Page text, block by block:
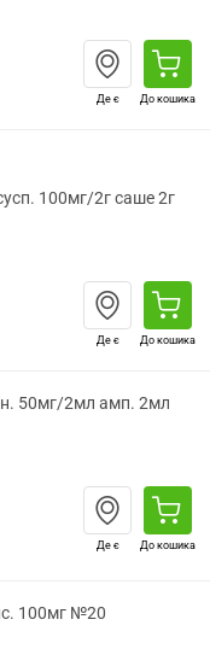
Де є До кошика
100мг/2г саше 2г
Де є До кошика
50мг/2мл амп. 2мл
Де є До кошика
100мг №20